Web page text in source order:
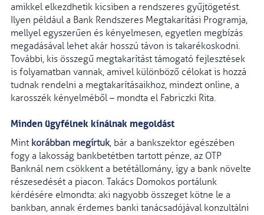
amikkel elkezdhetik kicsiben a rendszeres gyűjtögetést.
Ilyen például a Bank Rendszeres Megtakarítási Programja,
mellyel egyszerűen és kényelmesen, egyetlen megbízás
megadásával lehet akár hosszú távon is takarékoskodni.
További, kis összegű megtakarítást támogató fejlesztések
is folyamatban vannak, amivel különböző célokat is hozzá
tudnak rendelni a megtakarításaikhoz, mindezt online, a
karosszék kényelméből – mondta el Fabriczki Rita.
Minden ügyfélnek kínálnak megoldást
Mint korábban megírtuk, bár a bankszektor egészében
fogy a lakosság bankbetétben tartott pénze, az OTP
Banknál nem csökkent a betétállomány, így a bank növelte
részesedését a piacon. Takács Domokos portálunk
kérdésére elmondta: aki nagyobb összeget kötne le a
bankban, annak érdemes banki tanácsadójával konzultálni